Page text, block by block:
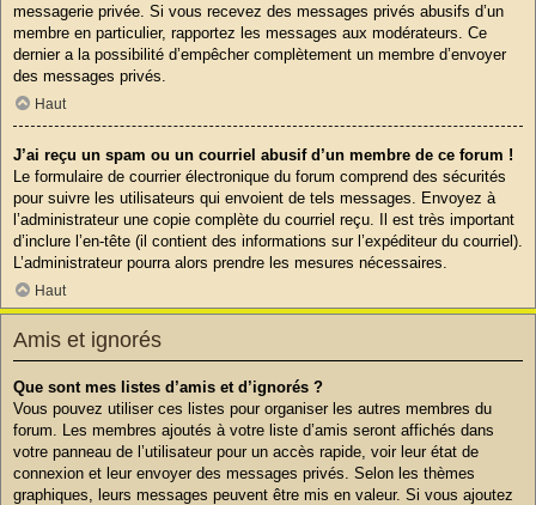
messagerie privée. Si vous recevez des messages privés abusifs d’un
membre en particulier, rapportez les messages aux modérateurs. Ce
dernier a la possibilité d’empêcher complètement un membre d’envoyer
des messages privés.
Haut
J’ai reçu un spam ou un courriel abusif d’un membre de ce forum !
Le formulaire de courrier électronique du forum comprend des sécurités
pour suivre les utilisateurs qui envoient de tels messages. Envoyez à
l’administrateur une copie complète du courriel reçu. Il est très important
d’inclure l’en-tête (il contient des informations sur l’expéditeur du courriel).
L’administrateur pourra alors prendre les mesures nécessaires.
Haut
Amis et ignorés
Que sont mes listes d’amis et d’ignorés ?
Vous pouvez utiliser ces listes pour organiser les autres membres du
forum. Les membres ajoutés à votre liste d’amis seront affichés dans
votre panneau de l’utilisateur pour un accès rapide, voir leur état de
connexion et leur envoyer des messages privés. Selon les thèmes
graphiques, leurs messages peuvent être mis en valeur. Si vous ajoutez